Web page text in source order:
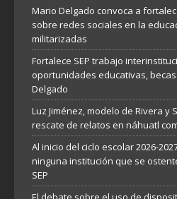
Mario Delgado convoca a
sobre redes sociales en la
militarizadas
Fortalece SEP trabajo
oportunidades educativas,
Delgado
Luz Jiménez, modelo de Rivera y
rescate de relatos en náhuatl
Al inicio del ciclo escolar 2026-
ninguna institución que se
SEP